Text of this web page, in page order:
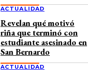
ACTUALIDAD
Revelan qué motivó
riña que terminó con
estudiante asesinado en
San Bernardo
ACTUALIDAD